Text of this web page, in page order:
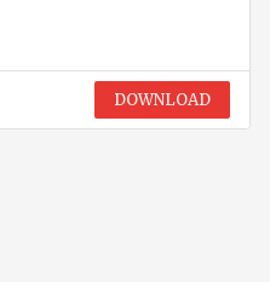
DOWNLOAD